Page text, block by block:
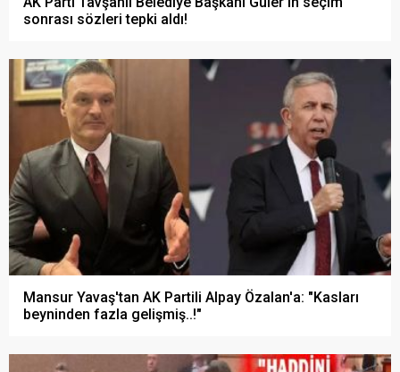
sonrası sözleri tepki aldı!
Mansur Yavaş'tan AK Partili Alpay Özalan'a: "Kasları
beyninden fazla gelişmiş..!"